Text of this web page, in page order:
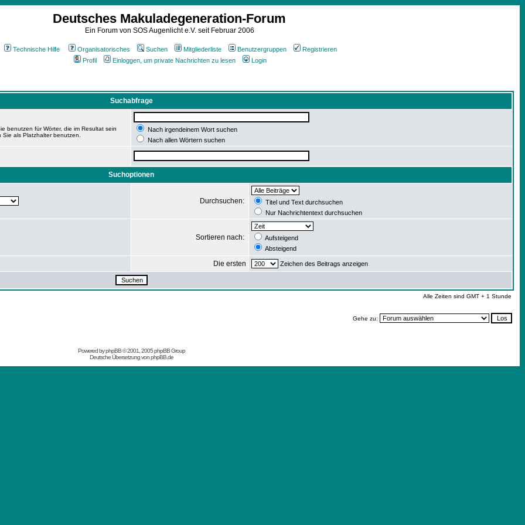
Deutsches Makuladegeneration-Forum
Ein Forum von SOS Augenlicht e.V. seit Februar 2006
Technische Hilfe Organisatorisches Suchen Mitgliederliste Benutzergruppen
Registrieren
Profil
Einloggen, um private Nachrichten zu lesen Login
Suchabfrage
benutzen für Wörter, die im Resultat sein
als Platzhalter benutzen.
Nach irgendeinem Wort suchen
Nach allen Wörtern suchen
Suchoptionen
Durchsuchen:
Titel und Text durchsuchen
Nur Nachrichtentext durchsuchen
Sortieren nach:
Aufsteigend
Absteigend
Die ersten Zeichen des Beitrags anzeigen
Alle Zeiten sind GMT + 1 Stunde
Gehe zu:
Powered byphpBB© 2001, 2005 phpBB Group
Deutsche Übersetzung vonphpBB.de